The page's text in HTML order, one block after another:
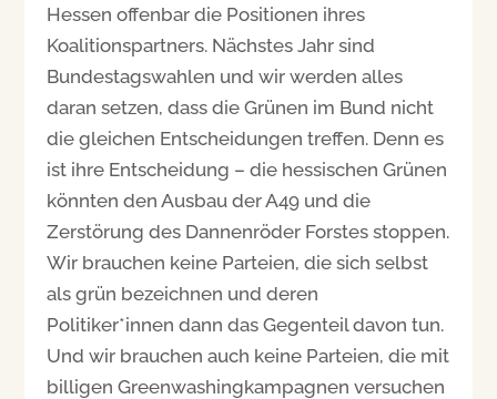
Hessen offenbar die Positionen ihres
Koalitionspartners. Nächstes Jahr sind
Bundestagswahlen und wir werden alles
daran setzen, dass die Grünen im Bund nicht
die gleichen Entscheidungen treffen. Denn es
ist ihre Entscheidung – die hessischen Grünen
könnten den Ausbau der A49 und die
Zerstörung des Dannenröder Forstes stoppen.
Wir brauchen keine Parteien, die sich selbst
als grün bezeichnen und deren
Politiker*innen dann das Gegenteil davon tun.
Und wir brauchen auch keine Parteien, die mit
billigen Greenwashingkampagnen versuchen